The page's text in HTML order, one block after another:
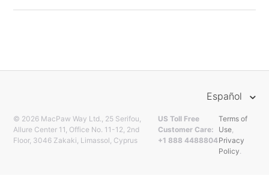
Español
© 2026 MacPaw Way Ltd., 25 Serifou,
Allure Center 11, Office No. 11-12, 2nd
Floor, 3046 Zakaki, Limassol, Cyprus
US Toll Free
Customer Care:
+1 888 4488804
Terms of
Use,
Privacy
Policy.